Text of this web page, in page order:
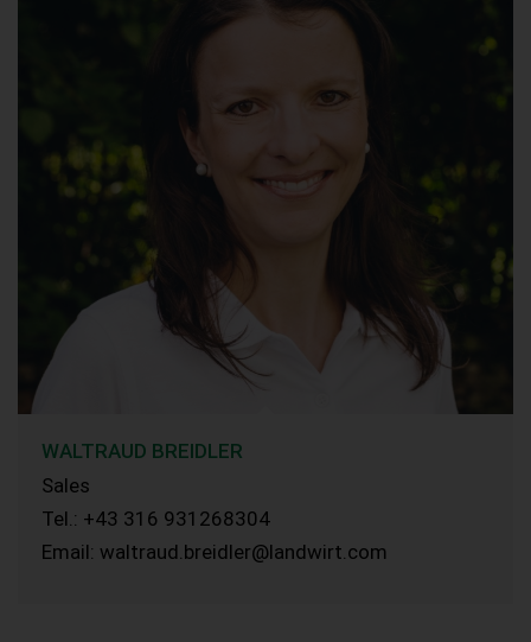
WALTRAUD BREIDLER
Sales
Tel.: +43 316 931268304
Email: waltraud.breidler@landwirt.com